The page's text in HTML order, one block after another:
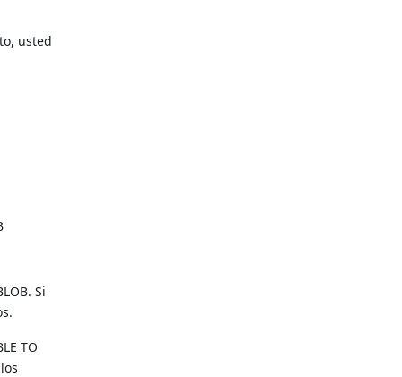
usted
Si
TO